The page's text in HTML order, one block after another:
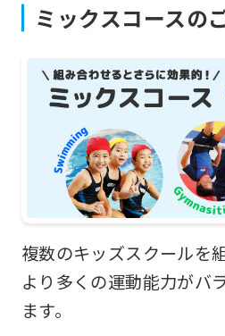
ミックスコースの
複数のキッズスクールを
より多くの運動能力がバ
ます。
is